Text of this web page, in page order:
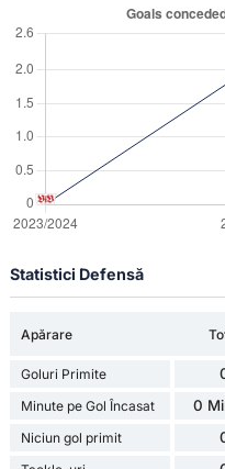
Statistici Defensă
Apărare
Goluri Primite
Minute pe Gol Încasat 0
Niciun gol primit